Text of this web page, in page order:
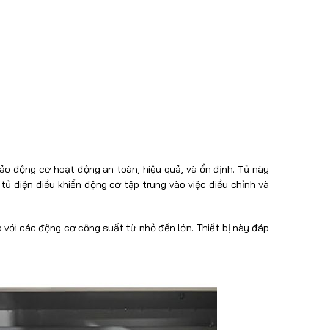
động cơ hoạt động an toàn, hiệu quả, và ổn định. Tủ này
điện điều khiển động cơ tập trung vào việc điều chỉnh và
các động cơ công suất từ nhỏ đến lớn. Thiết bị này đáp